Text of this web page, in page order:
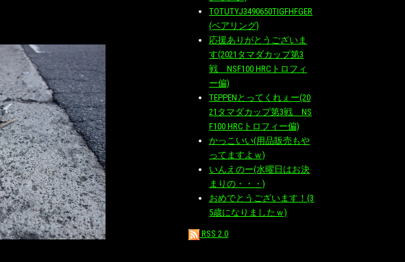
TOTUTYJ3490650TIGFHFGER
(ベアリング)
応援ありがとうございま
す(2021タマダカップ第3
戦 NSF100 HRCトロフィ
ー偏)
TEPPENとってくれぇー(20
21タマダカップ第3戦 NS
F100 HRCトロフィー偏)
かっこいい(用品販売もや
ってますよｗ)
いんえのー(水曜日はお決
まりの・・・)
おめでとうございます！(3
5歳になりましたｗ)
RSS 2.0